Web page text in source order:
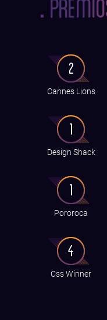
2
Cannes Lions
1
Design Shack
1
Pororoca
4
Css Winner